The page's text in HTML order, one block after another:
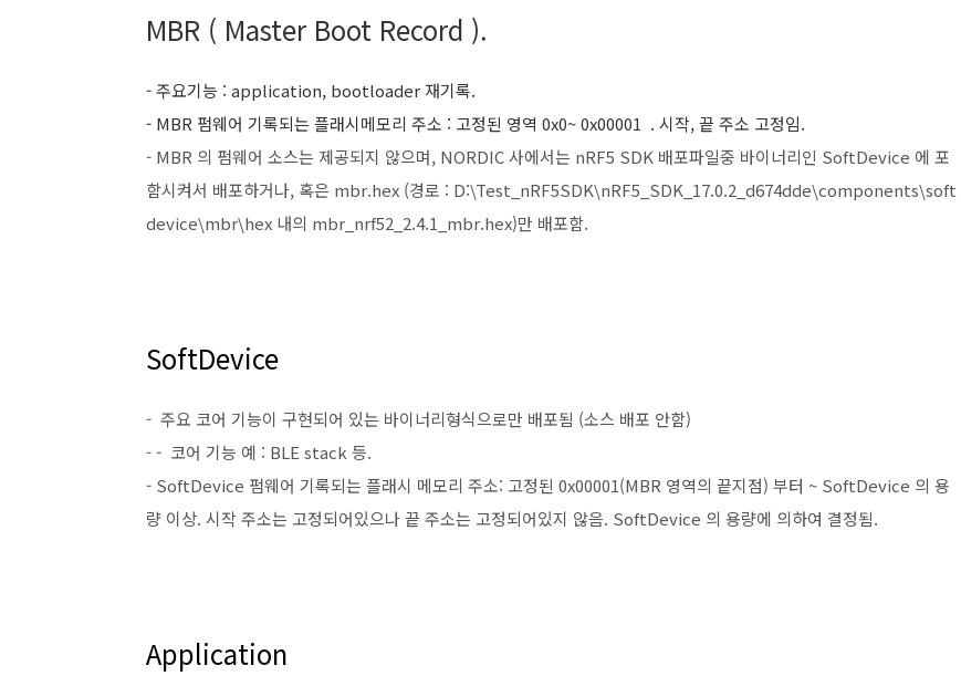
MBR ( Master Boot Record ).
- 주요기능 : application, bootloader 재기록.
- MBR 펌웨어 기록되는 플래시메모리 주소 : 고정된 영역 0x0~ 0x00001 . 시작, 끝 주소 고정임.
- MBR 의 펌웨어 소스는 제공되지 않으며, NORDIC 사에서는 nRF5 SDK 배포파일중 바이너리인 SoftDevice 에 포
함시켜서 배포하거나, 혹은 mbr.hex (경로 : D:\Test_nRF5SDK\nRF5_SDK_17.0.2_d674dde\components\soft
device\mbr\hex 내의 mbr_nrf52_2.4.1_mbr.hex)만 배포함.
SoftDevice
- 주요 코어 기능이 구현되어 있는 바이너리형식으로만 배포됨 (소스 배포 안함)
- - 코어 기능 예 : BLE stack 등.
- SoftDevice 펌웨어 기록되는 플래시 메모리 주소: 고정된 0x00001(MBR 영역의 끝지점) 부터 ~ SoftDevice 의 용
량 이상. 시작 주소는 고정되어있으나 끝 주소는 고정되어있지 않음. SoftDevice 의 용량에 의하여 결정됨.
Application